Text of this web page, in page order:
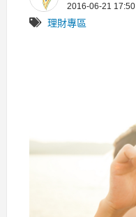
2016-06-21 17:50
理財專區